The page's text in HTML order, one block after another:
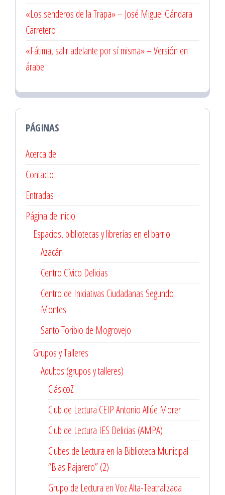
«Los senderos de la Trapa» – José Miguel Gándara
Carretero
«Fátima, salir adelante por sí misma» – Versión en
árabe
PÁGINAS
Acerca de
Contacto
Entradas
Página de inicio
Espacios, bibliotecas y librerías en el barrio
Azacán
Centro Cívico Delicias
Centro de Iniciativas Ciudadanas Segundo
Montes
Santo Toribio de Mogrovejo
Grupos y Talleres
Adultos (grupos y talleres)
ClásicoZ
Club de Lectura CEIP Antonio Allúe Morer
Club de Lectura IES Delicias (AMPA)
Clubes de Lectura en la Biblioteca Municipal
“Blas Pajarero” (2)
Grupo de Lectura en Voz Alta-Teatralizada